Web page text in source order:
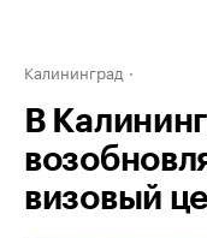
Калининград
В
визовый